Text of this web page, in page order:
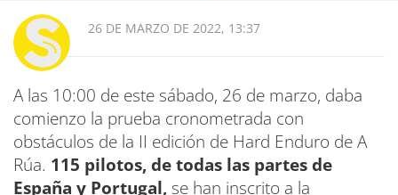
26 DE MARZO DE 2022, 13:37
A las 10:00 de este sábado, 26 de marzo, daba
comienzo la prueba cronometrada con
obstáculos de la II edición de Hard Enduro de A
Rúa. 115 pilotos, de todas las partes de
España y Portugal, se han inscrito a la